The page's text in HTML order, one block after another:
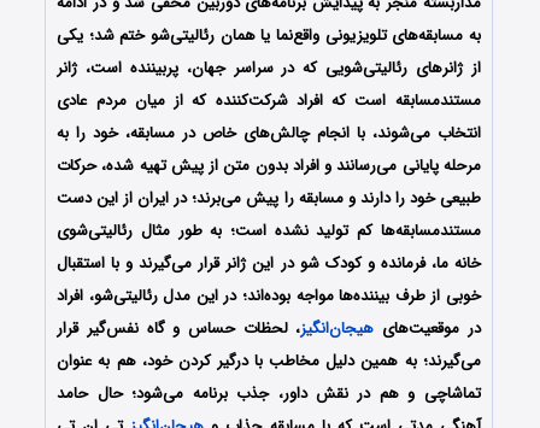
به مسابقه‌های تلویزیونی واقع‌نما یا همان رئالیتی‌شو ختم شد؛ یکی
از ژانرهای رئالیتی‌شویی که در سراسر جهان، پربیننده است، ژانر
مستندمسابقه است که افراد شرکت‌کننده که از میان مردم عادی
انتخاب می‌شوند، با انجام چالش‌های خاص در مسابقه، خود را به
مرحله پایانی می‌رسانند و افراد بدون متن از پیش تهیه شده، حرکات
طبیعی خود را دارند و مسابقه را پیش می‌برند؛ در ایران از این دست
مستندمسابقه‌ها کم تولید نشده است؛ به طور مثال رئالیتی‌شوی
خانه ما، فرمانده و کودک شو در این ژانر قرار می‌گیرند و با استقبال
خوبی از طرف بیننده‌ها مواجه بوده‌اند؛ در این مدل رئالیتی‌شو، افراد
در موقعیت‌های هیجان‌انگیز، لحظات حساس و گاه نفس‌گیر قرار
می‌گیرند؛ به همین دلیل مخاطب با درگیر کردن خود، هم به عنوان
تماشاچی و هم در نقش داور، جذب برنامه می‌شود؛ حال حامد